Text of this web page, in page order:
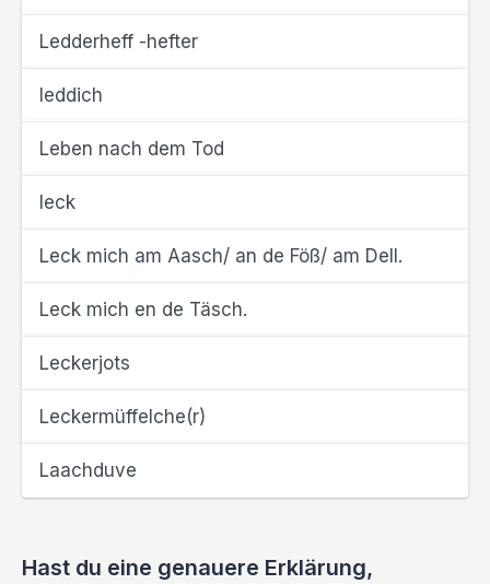
Ledderheff -hefter
leddich
Leben nach dem Tod
leck
Leck mich am Aasch/ an de Föß/ am Dell.
Leck mich en de Täsch.
Leckerjots
Leckermüffelche(r)
Laachduve
Hast du eine genauere Erklärung,